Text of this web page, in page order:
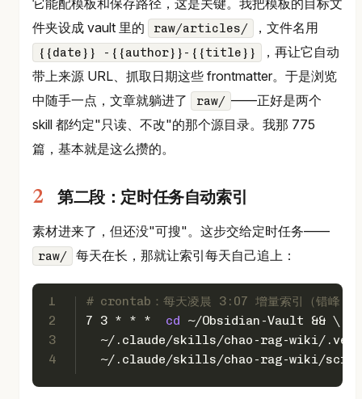
件夹设成 vault 里的
raw/articles/ ，文件名用
{{date}} -{{author}}-{{title}}
，再让它自动
带上来源 URL、抓取日期这些 frontmatter。于是浏览
中随手一点，文章就躺进了
raw/ ——正好是两个
skill 都约定"只读、不改"的那个源目录。我那 775
篇，基本就是这么攒的。
第二段：定时任务自动索引
素材进来了，但还没"可搜"。这步交给定时任务——
raw/ 每天在长，那就让索引每天自己追上：
1
2
3
4
# crontab：每天凌晨 3:07 增量索引（错峰，
7 3 * * * cd ~/Obsidian-Vault && \
~/.claude/skills/chao-rag-wiki/
~/.claude/skills/chao-rag-wiki/